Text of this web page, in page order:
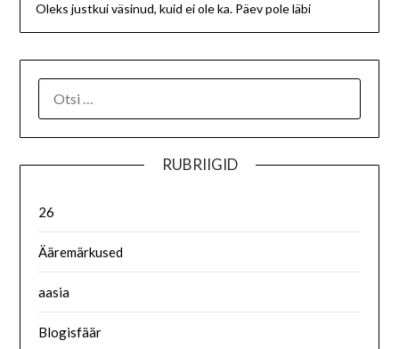
Oleks justkui väsinud, kuid ei ole ka. Päev pole läbi
RUBRIIGID
26
Ääremärkused
aasia
Blogisfäär